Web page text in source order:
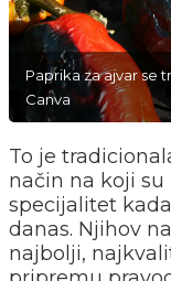
Paprika za ajvar se
Canva
To je
način na koji su
specijalitet
danas. Njihov
najbolji,